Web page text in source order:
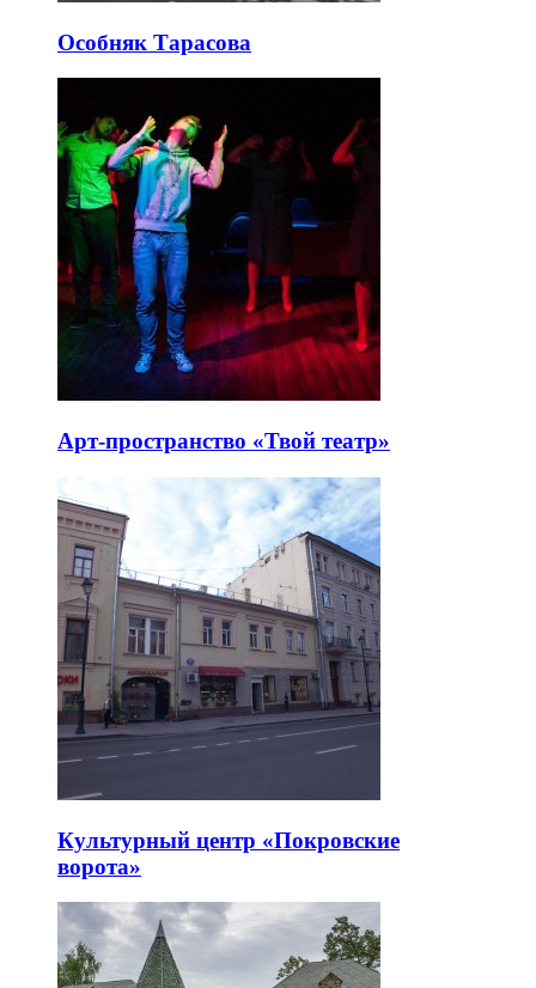
Особняк Тарасова
Арт-пространство «Твой театр»
Культурный центр «Покровские
ворота»